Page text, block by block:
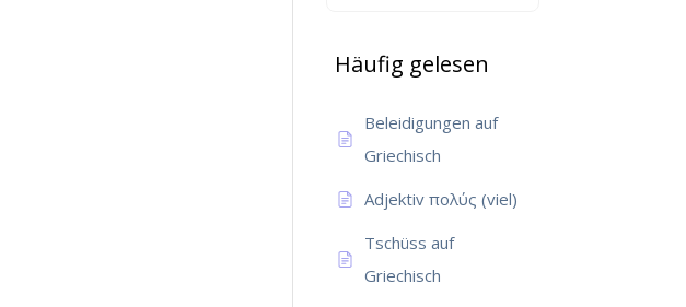
Häufig gelesen
Beleidigungen auf
Griechisch
Adjektiv πολύς (viel)
Tschüss auf
Griechisch